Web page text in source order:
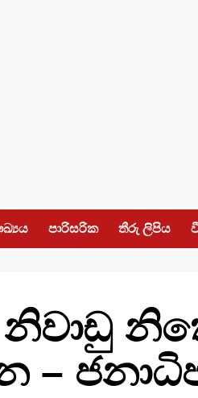
පාරිසරික තීරු ලිපිය
නිවාඩු